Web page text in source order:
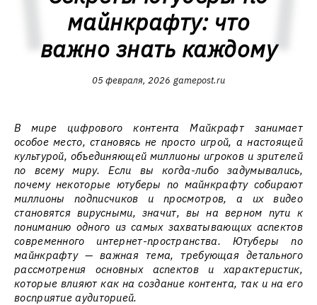
майнкрафту: что
важно знать каждому
05 февраля, 2026 gamepost.ru
В мире цифрового контента Майкрафт занимает
особое место, становясь не просто игрой, а настоящей
культурой, объединяющей миллионы игроков и зрителей
по всему миру. Если вы когда-либо задумывались,
почему некоторые ютуберы по майнкрафту собирают
миллионы подписчиков и просмотров, а их видео
становятся вирусными, значит, вы на верном пути к
пониманию одного из самых захватывающих аспектов
современного интернет-пространства. Ютуберы по
майнкрафту — важная тема, требующая детального
рассмотрения основных аспектов и характеристик,
которые влияют как на создание контента, так и на его
восприятие аудиторией.